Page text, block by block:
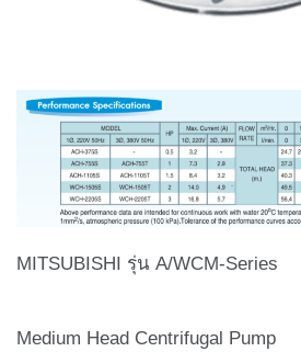
MITSUBISHI รุ่น A/WCM-Series
Medium Head Centrifugal Pump